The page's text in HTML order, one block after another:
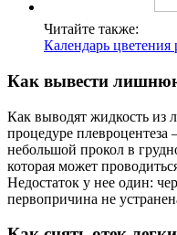
Читайте также:
Календарь цветения
Как вывести
Как выводят жидкость из
процедуре плевроцентеза
небольшой прокол в
которая может
Недостаток у нее один:
первопричина не